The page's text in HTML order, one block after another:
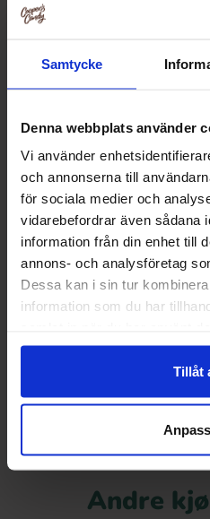
Samtycke
Denna webbplats använder
Vi använder
och annonserna till
för sociala medier och
vidarebefordrar även sådana
information från din enhet till
annons- och analysföretag
Dessa kan i sin tur
information som du har
Tillåt
Norregade Saltede Muttrar
22.90 kr
Kjøp
Andre